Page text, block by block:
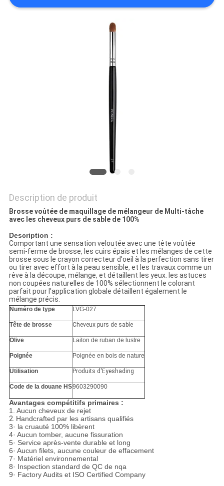
Description de produit
Brosse voûtée de maquillage de mélangeur de Multi-tâche
avec les cheveux purs de sable de 100%
Description :
Comportant une sensation veloutée avec une tête voûtée
semi-ferme de brosse, les cuirs épais et les mélanges de cette
brosse sous le crayon correcteur d'oeil à la perfection sans tirer
ou tirer avec effort à la peau sensible, et les travaux comme un
rêve à la découpe, mélange, et détaillent les yeux. les astuces
non coupées naturelles de 100% sélectionnent le colorant
parfait pour l'application globale détaillent également le
mélange précis.
Numéro de type LVG-027
Tête de brosse Cheveux purs de sable
Olive Laiton de ruban de lustre
Poignée Poignée en bois de nature
Utilisation Produits d'Eyeshading
Code de la douane HS9603290090
Avantages compétitifs primaires :
1. Aucun cheveux de rejet
2. Handcrafted par les artisans qualifiés
3· la cruauté 100% libèrent
4· Aucun tomber, aucune fissuration
5· Service après-vente durable et long
6· Aucun filets, aucune couleur de effacement
7· Matériel environnemental
8· Inspection standard de QC de nqa
9· Factory Audits et ISO Certified Company